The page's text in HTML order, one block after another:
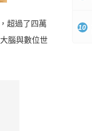
超過了四萬
腦與數位世
10